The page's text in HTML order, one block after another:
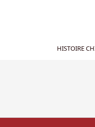
HISTOIRE